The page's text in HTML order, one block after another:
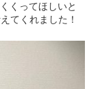
くってほしいと
てくれました！